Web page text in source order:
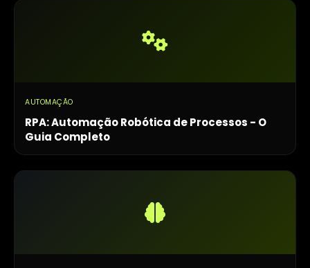
AUTOMAÇÃO
RPA: Automação Robótica de Processos - O
Guia Completo